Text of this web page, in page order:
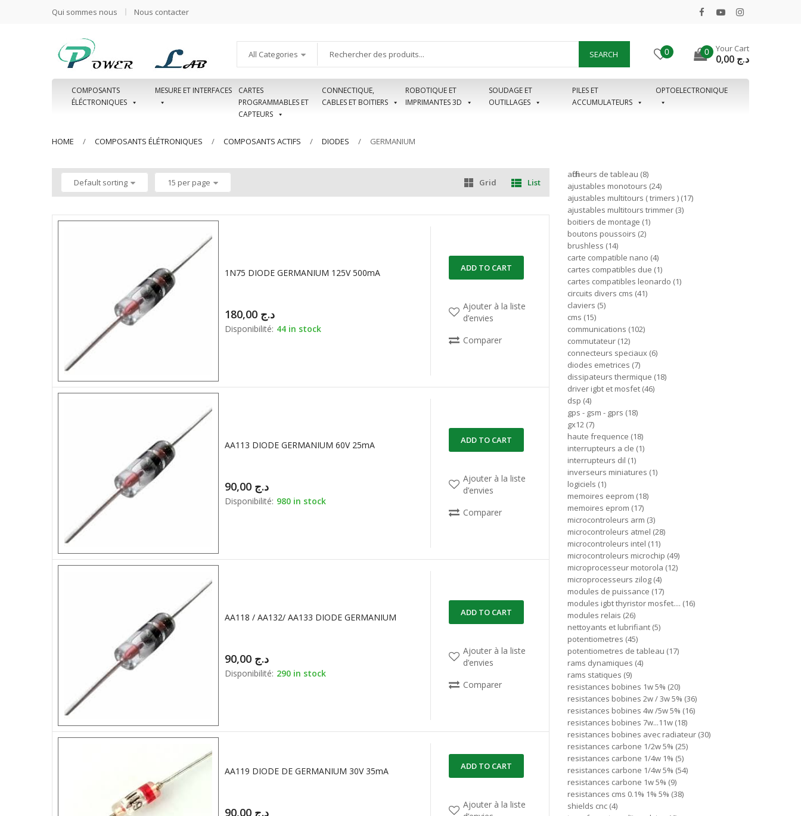
Qui sommes nous Nous contacter
All Categories SEARCH 0 0 Your Cart
د.ج
COMPOSANTS
ÉLÉCTRONIQUES
MESURE ET INTERFACES
CARTES
PROGRAMMABLES ET
CAPTEURS
CONNECTIQUE,
CABLES ET BOITIERS
ROBOTIQUE ET
IMPRIMANTES 3D
SOUDAGE ET
OUTILLAGES
PILES ET
ACCUMULATEURS
OPTOELECTRONIQUE
HOME COMPOSANTS ÉLÉTRONIQUES COMPOSANTS ACTIFS DIODES GERMANIUM
Default sorting 15 per page Grid List
1N75 DIODE GERMANIUM 125V 500mA
د.ج
Disponibilité: 44 in stock
ADD TO CART
Ajouter à la liste
d’envies
Comparer
AA113 DIODE GERMANIUM 60V 25mA
د.ج
Disponibilité: 980 in stock
ADD TO CART
Ajouter à la liste
d’envies
Comparer
AA118 / AA132/ AA133 DIODE GERMANIUM
د.ج
Disponibilité: 290 in stock
ADD TO CART
Ajouter à la liste
d’envies
Comparer
AA119 DIODE DE GERMANIUM 30V 35mA
د.ج
ADD TO CART
Ajouter à la liste
afficheurs de tableau 8
ajustables monotours 24
ajustables multitours ( trimers ) 17
ajustables multitours trimmer 3
boitiers de montage 1
boutons poussoirs 2
brushless 14
carte compatible nano 4
cartes compatibles due 1
cartes compatibles leonardo 1
circuits divers cms 41
claviers 5
cms 15
communications 102
commutateur 12
connecteurs speciaux 6
diodes emetrices 7
dissipateurs thermique 18
driver igbt et mosfet 46
dsp 4
gps - gsm - gprs 18
gx12 7
haute frequence 18
interrupteurs a cle 1
interrupteurs dil 1
inverseurs miniatures 1
logiciels 1
memoires eeprom 18
memoires eprom 17
microcontroleurs arm 3
microcontroleurs atmel 28
microcontroleurs intel 11
microcontroleurs microchip 49
microprocesseur motorola 12
microprocesseurs zilog 4
modules de puissance 17
modules igbt thyristor mosfet.... 16
modules relais 26
nettoyants et lubrifiant 5
potentiometres 45
potentiometres de tableau 17
rams dynamiques 4
rams statiques 9
resistances bobines 1w 5% 20
resistances bobines 2w / 3w 5% 36
resistances bobines 4w /5w 5% 16
resistances bobines 7w...11w 18
resistances bobines avec radiateur 30
resistances carbone 1/2w 5% 25
resistances carbone 1/4w 1% 5
resistances carbone 1/4w 5% 54
resistances carbone 1w 5% 9
resistances cms 0.1% 1% 5% 38
shields cnc 4